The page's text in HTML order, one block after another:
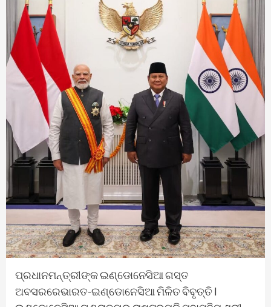
ପ୍ରଧାନମନ୍ତ୍ରୀଙ୍କ ଇଣ୍ଡୋନେସିଆ ଗସ୍ତ ଅବସରରେଭାରତ-ଇଣ୍ଡୋନେସିଆ ମିଳିତ ବିବୃତ୍ତି l ଇଣ୍ଡୋନେସିଆ ଗଣରାଜ୍ୟର ରାଷ୍ଟ୍ରପତି ମହାମହିମ ଶ୍ରୀ ପ୍ରବୋବୋ ସୁବିଆନ୍ତୋଙ୍କ ନିମନ୍ତ୍ରଣ କ୍ରମେ ପ୍ରଧାନମନ୍ତ୍ରୀ ଶ୍ରୀ ନରେନ୍ଦ୍ର ମୋଦୀ ୬-୮ ଜୁଲାଇ ୨୦୨୬ ପର୍ଯ୍ୟନ୍ତ ଇଣ୍ଡୋନେସିଆ ଗସ୍ତ କରିଥିଲେ। ଭାରତର ୭୬ତମ ଗଣରାଜ୍ୟ ଦିବସ ସମାରୋହରେ ମୁଖ୍ୟ ଅତିଥି ଭାବରେ ରାଷ୍ଟ୍ରପତି ପ୍ରବୋବୋଙ୍କ ୨୩-୨୬ ଜାନୁଆରୀ ୨୦୨୫ ପର୍ଯ୍ୟନ୍ତ ଭାରତକୁ ସରକାରୀ ଗସ୍ତ ଆଧାରରେ ପ୍ରଧାନମନ୍ତ୍ରୀ ମୋଦୀଙ୍କ ଏହି ଗସ୍ତ ଅତ୍ୟନ୍ତ ଗୁରୁତ୍ୱପୂର୍ଣ୍ଣ । ଏହା ଭାରତ-ଇଣ୍ଡୋନେସିଆ ବ୍ୟାପକ ରଣନୀତିକ ସହଭାଗୀତାରେ ଯଥେଷ୍ଟ ଆଗକୁ ନେବା ପାଇଁ ଦୁଇ ନେତାଙ୍କ ସହଭାଗୀ ପ୍ରତିବଦ୍ଧତାକୁ ପ୍ରତିଫଳିତ କରେ।ଗସ୍ତ ସମୟରେ, ପ୍ରଧାନମନ୍ତ୍ରୀ ମୋଦୀଙ୍କୁ ଜାକର୍ତ୍ତାର ଇସ୍ତାନା ମେର୍ଡେକାରେ ଆନୁଷ୍ଠାନିକ ସ୍ୱାଗତ କରାଯାଇଥିଲା। ଏହା ପରେ ରାଷ୍ଟ୍ରପତି ପ୍ରବୋବୋ ଏବଂ ପ୍ରଧାନମନ୍ତ୍ରୀ ମୋଦୀଙ୍କ ମଧ୍ୟରେ ସାମ୍ନାସାମ୍ନି ଏବଂ ପ୍ରତିନିଧିମଣ୍ଡଳ ସ୍ତରୀୟ ଦ୍ୱିପାକ୍ଷିକ ଆଲୋଚନା ହୋଇଥିଲା। ରାଷ୍ଟ୍ରପତି ପ୍ରବୋବୋ ପ୍ରଧାନମନ୍ତ୍ରୀ ମୋଦୀଙ୍କ ସମ୍ମାନରେ ଏକ ଆନୁଷ୍ଠାନିକ ଭୋଜି ମଧ୍ୟ ଆୟୋଜନ କରିଥିଲେ। ଇଣ୍ଡୋନେସିଆ ସଂସଦର ପ୍ରତିନିଧି ସଭା ବାଚସ୍ପତି ମହାମହିମ ଡକ୍ଟର ପୁଆନ ମହାରାଣୀଙ୍କ ନିମନ୍ତ୍ରଣ କ୍ରମେ ପ୍ରଧାନମନ୍ତ୍ରୀ ଇଣ୍ଡୋନେସିଆ ସଂସଦକୁ ସମ୍ବୋଧିତ କରିଥିଲେ। ପ୍ରଧାନମନ୍ତ୍ରୀ ମୋଦୀ ଏବଂ ରାଷ୍ଟ୍ରପତି ପ୍ରବୋବୋ ୟୋଗ୍ୟାକାର୍ତାରେ ୟୁନେସ୍କୋ ବିଶ୍ୱ ଐତିହ୍ୟ ସ୍ଥଳ ପ୍ରମ୍ବନନ ମନ୍ଦିର ପରିସରରେ ପୁନରୁଦ୍ଧାର ଏବଂ ସଂରକ୍ଷଣ କାର୍ଯ୍ୟର ଶୁଭାରମ୍ଭ କରିଥିଲେ। ଅତିଥି ରାଷ୍ଟ୍ରନେତାଙ୍କ ସମ୍ମାନାର୍ଥେ ଇଣ୍ଡୋନେସିଆରେ ଭାରତୀୟ ସମାଜ ଦ୍ୱାରା ଆୟୋଜିତ ସ୍ୱାଗତ ସମାରେହରେ ମଧ୍ୟ ଦୁଇ ନେତା ଅଂଶଗ୍ରହଣ କରିଥିଲେ।ରାଜନୈତିକ ସହଯୋଗପ୍ରଧାନମନ୍ତ୍ରୀ ମୋଦୀ ଏବଂ ରାଷ୍ଟ୍ରପତି ପ୍ରବୋବୋ ୭ ଜୁଲାଇ ୨୦୨୬ରେ ଜାକର୍ତ୍ତାର ଇସ୍ତାନା ମେର୍ଡେକା ଠାରେ ଆନୁଷ୍ଠାନିକ ଦ୍ୱିପାକ୍ଷିକ ଆଲୋଚନା କରିଥିଲେ। ଏହି ଆନୁଷ୍ଠାନିକ ଆଲୋଚନାରେ ରାଜନୈତିକ ସମ୍ପର୍କ, ପ୍ରତିରକ୍ଷା ଓ ସୁରକ୍ଷା ସହଯୋଗ, ସାମୁଦ୍ରିକ ସହଯୋଗ, ବାଣିଜ୍ୟ ଓ ନିବେଶ, ଡିଜିଟାଲ୍ ଅର୍ଥବ୍ୟବସ୍ଥା, ବିଜ୍ଞାନ ଓ ପ୍ରଯୁକ୍ତିବିଦ୍ୟା, ମହାକାଶ, ଗୁରୁତ୍ୱପୂର୍ଣ୍ଣ ଖଣିଜ ପଦାର୍ଥ, ଶକ୍ତି, କୃଷି, ସ୍ୱାସ୍ଥ୍ୟ, ଔଷଧ, ଶିକ୍ଷା, ସଂସ୍କୃତି, ପର୍ଯ୍ୟଟନ, ଯୁବ ବିନିମୟ ଏବଂ ନାଗରିକ ସମ୍ପର୍କ ସମେତ ଦ୍ୱିପାକ୍ଷିକ ସମ୍ପର୍କର ସମ୍ପୂର୍ଣ୍ଣ କ୍ଷେତ୍ର ଉପରେ ଆଲୋଚନା କରାଯାଇଥିଲା। ଏହା ସହିତ ପାରସ୍ପରିକ ହିତ ସହ ଜଡ଼ିତ କ୍ଷେତ୍ରୀୟ ଏବଂ ବିଶ୍ୱସ୍ତରୀୟ ଘଟଣାକ୍ରମ ଉପରେ ମଧ୍ୟ ଆଲୋଚନା ହୋଇଥିଲା। ସେମାନେ ଭାରତ-ଇଣ୍ଡୋନେସିଆ ବ୍ୟାପକ ରଣନୀତିକ ସହଭାଗୀତାକୁ ଆହୁରି ମଜବୁତ କରିବା ଲକ୍ଷ୍ୟରେ ଅନେକ ଦ୍ୱିପାକ୍ଷିକ ଦସ୍ତାବିଜର ବିନିମୟ ସମୟରେ ମଧ୍ୟ ଉପସ୍ଥିତ ରହିଥିଲେ।ଦୁଇ ଦେଶର ରଣନୀତିକ ସମ୍ପର୍କର ତୀବ୍ରତା ବୃଦ୍ଧି କରିବାକୁ ଏବଂ ଉଚ୍ଚସ୍ତରୀୟ ଆଦାନପ୍ରଦାନର ଗୁରୁତ୍ୱକୁ ସ୍ୱୀକାର କରିବାକୁ ଇଚ୍ଛା ପ୍ରକାଶ କରି, ବହୁପାକ୍ଷିକ କାର୍ଯ୍ୟକ୍ରମ ସମେତ ନିୟମିତ ଶିଖର ବୈଠକ ଆୟୋଜନ କରିବାକୁ ଉଭୟ ନେତା ରାଜି ହୋଇଥିଲେ।ଉଭୟ ନେତା ବର୍ତ୍ତମାନର ମିଳିତ କାର୍ଯ୍ୟଗୋଷ୍ଠୀ ବ୍ୟବସ୍ଥାକୁ ମଜବୁତ କରିବାକୁ ସହମତ ହୋଇଥିଲେ । ସେମାନେ ମିଳିତ କମିଶନ ବୈଠକ (ଜେସିଏମ), ବୈଦେଶିକ କାର୍ଯ୍ୟାଳୟ ପରାମର୍ଶ (ଏଫଓସି) ଏବଂ ଅନ୍ୟାନ୍ୟ ମନ୍ତ୍ରୀ ଓ ବରିଷ୍ଠ ଅଧିକାରୀଙ୍କ ଆଲୋଚନା ବ୍ୟବସ୍ଥା ଓ ବିନିମୟ ସମେତ ନିୟମିତ ଦ୍ୱିପାକ୍ଷିକ ପରାମର୍ଶ ଜାରି ରଖିବାର ଗୁରୁତ୍ୱକୁ ମଧ୍ୟ ଦୋହରାଇଥିଲେ ।ଉଭୟ ନେତା ନିଜ ନିଜ ସଂସଦରେ ଭାରତ-ଇଣ୍ଡୋନେସିଆ ସଂସଦୀୟ ବନ୍ଧୁତା ଗୋଷ୍ଠୀ ପ୍ରତିଷ୍ଠାକୁ ସ୍ୱାଗତ କରିଛନ୍ତି ଏବଂ ଦୁଇ ସଂସଦ ମଧ୍ୟରେ ପ୍ରତିନିଧିମଣ୍ଡଳର ନିୟମିତ ଗସ୍ତ ମାଧ୍ୟମରେ ଦୁଇ ଗଣତନ୍ତ୍ର ମଧ୍ୟରେ ସଂସଦୀୟ ଆଦାନପ୍ରଦାନ ବୃଦ୍ଧି କରିବାର ଆବଶ୍ୟକତାକୁ ଦୃଢ଼ ଭାବେ ପ୍ରକାଶ କରିଛନ୍ତି ।ଉଭୟ ନେତା ୨୩ ଏପ୍ରିଲ ୨୦୨୫ରେ ଜାକର୍ତ୍ତାରେ ଅନୁଷ୍ଠିତ ତୃତୀୟ ଭାରତ-ଇଣ୍ଡୋନେସିଆ ନୀତିଗତ ଯୋଜନା ଆଲୋଚନା, ୧୫-୧୬ ସେପ୍ଟେମ୍ବର ୨୦୨୫ରେ ଜାକର୍ତ୍ତାରେ ଅନୁଷ୍ଠିତ ଦ୍ୱିତୀୟ ଭାରତ-ଇଣ୍ଡୋନେସିଆ ଟ୍ରାକ୍ ୧.୫ ଆଲୋଚନା ଏବଂ ୫-୬ ଅଗଷ୍ଟ ୨୦୨୫ରେ ଜାକର୍ତ୍ତାଠରେ ଅନୁଷ୍ଠିତ ଜାକର୍ତ୍ତା ଫ୍ୟୁଚର୍ସ ଫୋରମ ସମେତ ଦୁଇ ଦେଶ ମଧ୍ୟରେ ପାରସ୍ପରିକ ବୁଝାମଣା ଓ ଥିଙ୍କଟ୍ୟାଙ୍କ, ଶିକ୍ଷାନୁଷ୍ଠାନ ଓ ନୀତି ବିଶେଷଜ୍ଞଙ୍କ ମଧ୍ୟରେ ବୃଦ୍ଧି ପାଇଥିବା ସମ୍ପର୍କକୁ ସ୍ୱାଗତ କରିଥିଲେ।ପ୍ରତିରକ୍ଷା ଓ ସାମୁଦ୍ରିକ ସହଯୋଗଭାରତ ଓ ଇଣ୍ଡୋନେସିଆ ସାମୁଦ୍ରିକ ପଡ଼ୋଶୀ ଏବଂ ଦୃଢ଼ ପ୍ରତିରକ୍ଷା ସହଯୋଗ ସହିତ ରଣନୀତିକ ଅଂଶୀଦାର ବୋଲି ଉଭୟ ପକ୍ଷ ସ୍ୱୀକାର କରିଥିଲେ । ୨୦୧୮ରେ ‘‘ଭାରତ-ପ୍ରଶାନ୍ତ ମହାସାଗରରେ ସାମୁଦ୍ରିକ ସହଯୋଗ ଉପରେ ଭାରତ-ଇଣ୍ଡୋନେସିଆର ସହଭାଗୀ ଦୃଷ୍ଟିକୋଣ’’ ଗ୍ରହଣକୁ ସ୍ମରଣ କରି ଉଭୟ ନେତା ପ୍ରତିରକ୍ଷା ଓ ସାମୁଦ୍ରିକ ସହଭାଗୀତାକୁ ଆହୁରି ବୃଦ୍ଧି ତଥା ବିସ୍ତାର କରିବା ପାଇଁ ସେମାନଙ୍କର ଦୃଢ଼ ପ୍ରତିବଦ୍ଧତାକୁ ଦୋହରାଇଥିଲେ।ଉଭୟ ନେତା ୨୭ ନଭେମ୍ବର ୨୦୨୫ରେ ନୂଆଦିଲ୍ଲୀରେ ଅନୁଷ୍ଠିତ ତୃତୀୟ ପ୍ରତିରକ୍ଷା ମନ୍ତ୍ରୀସ୍ତରୀୟ ଆଲୋଚନାକୁ ସ୍ୱାଗତ କରିଥିଲେ । ନିୟମିତ ପ୍ରତିରକ୍ଷା ଆଲୋଚନା, ମିଳିତ ଅଭ୍ୟାସ, କର୍ମଚାରୀସ୍ତରୀୟ ଆଲୋଚନା, ନୂତନ ପ୍ରତିରକ୍ଷା ପ୍ରଯୁକ୍ତିର ମିଳିତ ଗବେଷଣା ଏବଂ ସହ-ଉତ୍ପାଦନ, ବନ୍ଦର କଲ୍, ଶାନ୍ତିରକ୍ଷା କାର୍ଯ୍ୟକଳାପ, ସୂଚନା ଆଦାନପ୍ରଦାନ, ହାଇଡ୍ରୋଗ୍ରାଫି, କ୍ଷମତା ନିର୍ମାଣ, କ୍ୟାଡେଟ୍ ତାଲିମ ଓ ଆଦାନପ୍ରଦାନ ଏବଂ ପ୍ରତିରକ୍ଷା ଶିଳ୍ପ ସହଯୋଗ ସମେତ ପ୍ରତିରକ୍ଷା ସହଯୋଗକୁ ଆହୁରି ମଜବୁତ ଓ ବୃଦ୍ଧି କରିବା ପାଇଁ ସହମତ ହୋଇଥିଲେ । ସେମାନେ ବ୍ରହ୍ମୋସ୍ କ୍ଷେପଣାସ୍ତ୍ର ପ୍ରଣାଳୀରେ ସହଯୋଗ ଏବଂ ଆକାଶରୁ ଆକାଶ ମାର୍ଗକୁ ଲକ୍ଷ୍ୟବଦ୍ଧ କରିପାରୁଥିବା କ୍ଷେପଣାସ୍ତ୍ର ସହଯୋଗ ଚୁକ୍ତିନାମା ମାଧ୍ୟମରେ ପ୍ରତିରକ୍ଷା ସହଯୋଗ ଆଗକୁ ବଢ଼ାଇବାକୁ ସ୍ୱାଗତ କରିଥିଲେ ।ଦୁଇ ନେତା ପାରସ୍ପରିକ ସ୍ୱାର୍ଥ ଏବଂ ଦୁଇ ଦେଶର ପ୍ରାଥମିକତା ଉପରେ ଆଧାରିତ ସାମୁଦ୍ରିକ ଡୋମେନ୍ ସଚେତନତା, ସାମୁଦ୍ରିକ ସଂଯୋଗୀକରଣ, ଉପକୂଳ ନିରୀକ୍ଷଣ, ମାନବୀୟ ଓ ବିପର୍ଯ୍ୟୟ ସହାୟତା, ପ୍ରଦୂଷଣ ନିୟନ୍ତ୍ରଣ, ସନ୍ଧାନ ଓ ଉଦ୍ଧାର କ୍ଷେତ୍ରରେ ନିରନ୍ତର ସାମୁଦ୍ରିକ ସହଯୋଗକୁ ସ୍ୱାଗତ କରିଥିଲେ । ଏହି ସହଯୋଗ କ୍ଷେତ୍ରୀୟ ଶାନ୍ତି, ସୁରକ୍ଷା ଓ ସମୃଦ୍ଧି ଏବଂ ବ୍ୟାପକ ଭାରତ-ପ୍ରଶାନ୍ତ ମହାସାଗରୀୟ କ୍ଷେତ୍ରରେ ଅଧିକ ସ୍ଥିରତା ପ୍ରଦାନ କରିବାରେ ମଧ୍ୟ ସହାୟକ ହୋଇଥାଏ। ଉଭୟ ନେତା ସାମୁଦ୍ରିକ ସୁରକ୍ଷା ଓ ସୁରକ୍ଷା ସହଯୋଗ ଉପରେ ବୁଝାମଣାପତ୍ରର ନବୀକରଣ ଏବଂ ବକମଲାରି ଏବଂ ଭାରତୀୟ ତଟରକ୍ଷୀ ବାହିନୀ ମଧ୍ୟରେ କାର୍ଯ୍ୟକାରୀ ବ୍ୟବସ୍ଥା ପୂର୍ଣ୍ଣାଙ୍ଗ ହେବାକୁ ସ୍ୱାଗତ କରିଛନ୍ତି।ଉଭୟ ନେତା ମିଳିତ ଅଭ୍ୟାସ ଓ ପ୍ରତିରକ୍ଷା ତାଲିମ କାର୍ଯ୍ୟକ୍ରମର ରଣନୀତିକ ଓ କାର୍ଯ୍ୟକ୍ଷମ ଗୁରୁତ୍ୱ ଏବଂ ବିଦ୍ୟମାନ ନୌସେନା ସହଯୋଗକୁ ଆହୁରି ମଜବୁତ କରିବା ବିଷୟରେ ଉଲ୍ଲେଖ କରିଛନ୍ତି। ସେମାନେ ସମ୍ପୃକ୍ତ ଜାତୀୟ ଆଇନ ଓ ନିୟମାବଳୀ, 1982 ୟୁଏନକ୍ଲଜ୍‌ ସମେତ ଅନ୍ତର୍ଜାତୀୟ ଆଇନର ନୀତି ଅନୁଯାୟୀ ପାରସ୍ପରିକ ହିତ ସହ ଜଡ଼ିତ ସାମୁଦ୍ରିକ ପ୍ରସଙ୍ଗ ଉପରେ ଗଠନମୂଳକ ଆଲୋଚନା ଜାରି ରଖିବାର ସମ୍ଭାବନା ଅନ୍ୱେଷଣ କରିବାର ଗୁରୁତ୍ୱ ଉଲ୍ଲେଖ କରିଥିଲେ ।ସୂଚନା ଫ୍ୟୁଜନ୍ କେନ୍ଦ୍ର-ଭାରତ ମହାସାଗର କ୍ଷେତ୍ର ଗୁରୁଗ୍ରାମରେ ଇଣ୍ଡୋନେସିଆରୁ ଜଣେ ଅନ୍ତର୍ଜାତୀୟ ସମ୍ପର୍କ ଅଧିକାରୀଙ୍କୁ ନିଯୁକ୍ତି ଦିଆଯିବାକୁ ଉଭୟ ନେତା ସ୍ୱାଗତ କରିଛନ୍ତି। ସାମୁଦ୍ରିକ ସୁରକ୍ଷାରେ ସହଯୋଗର ପାରସ୍ପରିକ ଲାଭଦାୟକ କ୍ଷେତ୍ରଗୁଡ଼ିକୁ ଚିହ୍ନଟ କରିବା ପାଇଁ ଆଲୋଚନା ଜାରି ରଖିବାକୁ ସେମାନେ ସହମତ ହୋଇଥିଲେ ।ଉଭୟ ନେତା ପ୍ରତିରକ୍ଷା ଶିଳ୍ପ ଓ ପ୍ରଯୁକ୍ତିବିଦ୍ୟାରେ ସହଯୋଗକୁ ପ୍ରାଥମିକତା କ୍ଷେତ୍ର ଭାବରେ ଚିହ୍ନଟ କରିଛନ୍ତି ଏବଂ ପ୍ରତିରକ୍ଷା ଶିଳ୍ପ ମଧ୍ୟରେ ପାରସ୍ପରିକ ଲାଭଦାୟକ ସହଯୋଗକୁ ବିସ୍ତାର କରିବାକୁ ସହମତ ହୋଇଛନ୍ତି । ଏହା ଦ୍ଵାରା ଉପକରଣର ମିଳିତ ଉତ୍ପାଦନ, ପ୍ରଯୁକ୍ତିବିଦ୍ୟା ହସ୍ତାନ୍ତର, ବୈଷୟିକ ସହାୟତା ଓ କ୍ଷମତା ନିର୍ମାଣ, ଜାହାଜ ନିର୍ମାଣରେ ସହଯୋଗ ସମେତ ପ୍ରତିରକ୍ଷା ଉପକରଣର ଉତ୍ସ, ସମାନ ପ୍ରତିରକ୍ଷା ପ୍ଲାଟଫର୍ମ ପାଇଁ ଏମଆରଓ ସୁବିଧା ପ୍ରତିଷ୍ଠା, ପ୍ରତିରକ୍ଷା ଗବେଷଣା ଓ ବିକାଶ ପ୍ରତିଷ୍ଠା ଅନୁସନ୍ଧାନ ଏବଂ ପ୍ରତିରକ୍ଷା ଯୋଗାଣ ଶୃଙ୍ଖଳା ଇକୋସିଷ୍ଟମକୁ ସୁଦୃଢ଼ କରିବାରେ ସହାୟତା ମିଳିପାରିବ । ଉଭୟ ନେତା ସାମରିକ ଔଷଧ ଯୋଗାଣ ଉପରେ ଭାରତ ଏବଂ ଇଣ୍ଡୋନେସିଆର ସଶସ୍ତ୍ର ବାହିନୀ ଚିକିତ୍ସା ପ୍ରତିଷ୍ଠାନ ମଧ୍ୟରେ ଔଷଧୀୟ ସହଯୋଗରେ ପ୍ରଗତିକୁ ସ୍ୱାଗତ କରିଥିଲେ ।ଆତଙ୍କବାଦ ମୁକାବିଲା ଓ ସୁରକ୍ଷା ସହଯୋଗନେତାମାନେ ସମସ୍ତ ପ୍ରକାରର ଆତଙ୍କବାଦକୁ ସ୍ପଷ୍ଟ ଏବଂ ଦୃଢ଼ ଭାବରେ ନିନ୍ଦା କରିଥିଲେ। ସେମାନେ ବ୍ୟାପକ ଓ ସ୍ଥାୟୀ ଭାବରେ ଏବଂ ଅନ୍ତର୍ଜାତୀୟ ଆଇନ ଅନୁଯାୟୀ ଆତଙ୍କବାଦର ମୁକାବିଲା ପାଇଁ ନିର୍ଣ୍ଣାୟକ ଓ ସମନ୍ୱିତ ଅନ୍ତର୍ଜାତୀୟ ପ୍ରୟାସ ପାଇଁ ଆହ୍ୱାନ କରିଥିଲେ। ଏହି ପରିପ୍ରେକ୍ଷୀରେ ବିଶ୍ୱ ସ୍ତରରେ ନିଷିଦ୍ଧ ଆତଙ୍କବାଦୀ ଏବଂ ୟୁଏନଏସସି ୧୨୬୭ ପ୍ରତିବନ୍ଧକ କମିଟିରେ ତାଲିକାଭୁକ୍ତ ଆତଙ୍କବାଦୀ ସଂଗଠନଗୁଡ଼ିକ ସମେତ ଆତଙ୍କବାଦକୁ ରୋକିବା ଓ ମୁକାବିଲା କରିବା ପାଇଁ ଆହ୍ୱାନ କରିଥିଲେ।ନେତାମାନେ ଆତଙ୍କବାଦୀ ପାଣ୍ଠି ଯୋଗାଣକୁ ରୋକିବା ଏବଂ ଅନ୍ତର୍ଜାତୀୟ ସ୍ତରରେ ସହମତ ବେଆଇନ ଅର୍ଥ କାରବାର ନିରୋଧୀ ବ୍ୟବସ୍ଥାକୁ କାର୍ଯ୍ୟକାରୀ କରିବା ଲାଗି ସହମତ ହୋଇଥିଲେ । ଏଥିସହିତ ଆତଙ୍କବାଦର ପାଣ୍ଠି ଯୋଗାଣ ମାନଦଣ୍ଡକୁ ପ୍ରୋତ୍ସାହିତ କରିବା ଏବଂ ଆତଙ୍କବାଦ ଉଦ୍ଦେଶ୍ୟରେ ନୂତନ ଓ ଉଦୀୟମାନ ପ୍ରଯୁକ୍ତିର ଅପବ୍ୟବହାରକୁ ରୋକିବାକୁ ସହମତ ହୋଇଥିଲେ । ଡିଜିଟାଲ୍ ପ୍ଲାଟଫର୍ମ ମାଧ୍ୟମରେ ଅନଲାଇନ୍ ନିଯୁକ୍ତି ଏବଂ ମୌଳବାଦର ପ୍ରସାର ସମେତ ଆତଙ୍କବାଦର ପ୍ରସାର ସମସ୍ୟାକୁ ସମାଧାନ କରିବାକୁ ସହଯୋଗ ନିମନ୍ତେ ରାଜି ହୋଇଥିଲେ । ସେହିପରି ମୌଳବାଦର ମୁକାବିଲା କରିବା ଏବଂ ହିଂସାତ୍ମକ ଉଗ୍ରବାଦ କାର୍ଯ୍ୟକ୍ରମକୁ ରୋକିବାରେ ସହଯୋଗକୁ ମଜବୁତ କରିବା ପାଇଁ ସେମାନେ ସହମତି ପ୍ରକାଶ କରିଥିଲେ।ନେତାମାନେ ଆତଙ୍କବାଦର ମୁକାବିଲା ପାଇଁ ଶୂନ୍ୟ-ସହିଷ୍ଣୁତା ଆଭିମୁଖ୍ୟ ଗ୍ରହଣ କରିବାକୁ ଆହ୍ୱାନ କରିଥିଲେ। ସେମାନେ ଆତଙ୍କବାଦ ପାଣ୍ଠି ଚ୍ୟାନେଲଗୁଡ଼ିକୁ ବାଧା ଦେବା ଏବଂ ଜାତିସଂଘ ଏବଂ ଏଫଏଟିଏଫ ସମେତ ଦ୍ୱିପାକ୍ଷିକ ଓ ବହୁପାକ୍ଷିକ ସହଯୋଗକୁ ମଜବୁତ କରିବା ଲାଗି ସକ୍ରିୟ ପଦକ୍ଷେପ ଗ୍ରହଣ ଜାରି ରଖିବା ପାଇଁ ଦୃଢ଼ ପ୍ରତିବଦ୍ଧତାକୁ ପୁନଃସ୍ଥାପିତ କରିଥିଲେ।ଉଭୟ ନେତା ଆତଙ୍କବାଦ ଓ ଅନ୍ତର୍ଜାତୀୟ ସଂଗଠିତ ଅପରାଧ ମଧ୍ୟରେ ସମ୍ପର୍କକୁ ସ୍ୱୀକାର କରିଥିଲେ । ସେମାନେ ସୂଚନା ଓ ସର୍ବୋତ୍ତମ ଅଭ୍ୟାସ ଆଦାନପ୍ରଦାନ ସମେତ ନିଜ ନିଜ ଘରୋଇ ଆଇନ ଏବଂ ଆନ୍ତର୍ଜାତୀୟ ଦାୟିତ୍ୱ ଅନୁଯାୟୀ ସହଯୋଗ ବୃଦ୍ଧି କରିବାକୁ ରାଜି ହୋଇଥିଲେ। ନିକଟ ଭବିଷ୍ୟତରେ ଉଭୟ ଦେଶ ମଧ୍ୟରେ ସ୍ୱାକ୍ଷରିତ ହେବାକୁ ଥିବା ଆତଙ୍କବାଦ ନିରୋଧୀ ସହଯୋଗ ବୁଝାମଣା ପତ୍ରର ପ୍ରାରମ୍ଭିକ ସମାପ୍ତିକୁ ମଧ୍ୟ ନେତାମାନେ ସ୍ୱାଗତ କରିଥିଲେ।ସୁରକ୍ଷା ସମ୍ବନ୍ଧୀୟ ପ୍ରସଙ୍ଗଗୁଡ଼ିକୁ ବ୍ୟାପକ ଭାବରେ ଆଲୋଚନା କରିବା ପାଇଁ ଏକ ମଞ୍ଚ ଭାବରେ ତୃତୀୟ ଭାରତ-ଇଣ୍ଡୋନେସିଆ ସୁରକ୍ଷା ଆଲୋଚନାର ଯୋଜନାବଦ୍ଧ ଆୟୋଜନକୁ ନେତାମାନେ ସ୍ୱାଗତ କରିଥିଲେ। ଆଲୋଚନା ମାଧ୍ୟମରେ, ଦୁଇ ଦେଶ ଆତଙ୍କବାଦ ମୁକାବିଲା, ସଂଗଠିତ ଏବଂ ଅନ୍ତର୍ଜାତୀୟ ଅପରାଧ, ଉଦୀୟମାନ ପ୍ରଯୁକ୍ତିବିଦ୍ୟା ଏବଂ ସାଇବର ସୁରକ୍ଷା, ଏବଂ ପ୍ରତିରକ୍ଷା ଶିଳ୍ପ, ସାମୁଦ୍ରିକ ଏବଂ ମହାକାଶ ସହଯୋଗରେ ଦ୍ୱିପାକ୍ଷିକ ସହଯୋଗକୁ ଉଲ୍ଲେଖନୀୟ ଭାବରେ ବୃଦ୍ଧି କରିବାକୁ ସଂକଳ୍ପ ନେଇଥିଲେ ।ନୀତିଗତ ଆଲୋଚନା, କ୍ଷମତା ନିର୍ମାଣ, ସର୍ବୋତ୍ତମ ଅଭ୍ୟାସର ବାଣ୍ଟିବା ଏବଂ ଡିଜିଟାଲ୍ ସାର୍ବଜନୀନ ଭିତ୍ତିଭୂମି, ଆର୍ଥିକ ପ୍ରଯୁକ୍ତିବିଦ୍ୟା, ଡିଜିଟାଲ୍ ଅର୍ଥବ୍ୟବସ୍ଥା, କୃତ୍ରିମ ବୁଦ୍ଧିମତ୍ତା, ଡିଜିଟାଲ୍ ଫୋରେନସିକ୍ ଏବଂ କମ୍ପ୍ୟୁଟର ଜରୁରୀକାଳୀନ ପ୍ରତିକ୍ରିୟା ଦଳ (ସିଇଆରଟି) ସହଯୋଗ, ଗୁରୁତ୍ୱପୂର୍ଣ୍ଣ ସୂଚନା ଭିତ୍ତିଭୂମିର ସୁରକ୍ଷା ଏବଂ ଡିଜିଟାଲ୍ ଦକ୍ଷତା ଉପରେ କ୍ଷମତା ନିର୍ମାଣ ସମେତ ସାଇବର କ୍ଷେତ୍ରରେ ସମ୍ଭାବ୍ୟ ସହଯୋଗ ଉପରେ ଆହୁରି ଆଲୋଚନା କରିବାକୁ ମଧ୍ୟ ଉଭୟ ପକ୍ଷ ରାଜି ହୋଇଥିଲେ ।ଆର୍ଥିକ ଏବଂ ବାଣିଜ୍ୟ ସହଯୋଗଆର୍ଥିକ ଓ ବାଣିଜ୍ୟ ସହଯୋଗ ଗତିଶୀଳ ଭାରତ-ଇଣ୍ଡୋନେସିଆ ସମ୍ପର୍କର ଏକ ପ୍ରମୁଖ ସ୍ତମ୍ଭ ହୋଇ ରହିଛି ବୋଲି ନେତାମାନେ ଆଲୋକପାତ କରିଥିଲେ । ଉଭୟ ନେତା ଭାରତର ‘ବିକଶିତ ଭାରତ ୨୦୪୭’ ଓ ‘ଇଣ୍ଡୋନେସିଆ ଏମ୍ସ ୨୦୪୫’ ଦୃଷ୍ଟିକୋଣ ମଧ୍ୟରେ ବିସ୍ତୃତ ଆର୍ଥିକ ଓ ବିକାଶମୂଳକ ସମନ୍ୱୟ ଏବଂ ଅଧିକ ଆର୍ଥିକ ସୁଯୋଗକୁ ଉଜାଗର କରିବା ଲାଗି ଦୁଇ ଦେଶ ମଧ୍ୟରେ ବ୍ୟାପକ ଏବଂ ଗଭୀର ଆର୍ଥିକ ସମନ୍ୱୟର ଭୂମିକାକୁ ସ୍ୱୀକାର କରିଥିଲେ। ଏହି ଦିଗରେ, ନେତାମାନେ ଏକ ସନ୍ତୁଳିତ, ପାରସ୍ପରିକ ଲାଭଦାୟକ ଏବଂ ସୁବିଧାଜନକ ବାଣିଜ୍ୟ ପରିବେଶ ପାଇଁ ଆସିଆନ୍‌ ଭାରତ ସାମଗ୍ରୀ ବାଣିଜ୍ୟ ଚୁକ୍ତିନାମା (ଏଆଇଟିଆଇଜିଏ) ସମୀକ୍ଷାର ସମୟୋଚିତ ସମାପ୍ତି ପାଇଁ ଇଚ୍ଛା ପ୍ରକାଶ କରିଥିଲେ। ଏହାପରେ ଦ୍ୱିପାକ୍ଷିକ ବାଣିଜ୍ୟ ବୃଦ୍ଧି ପାଇଁ ଏକ ବ୍ୟାପକ ଗଭୀର ଦ୍ୱିପାକ୍ଷିକ ବାଣିଜ୍ୟ ସମ୍ପର୍କ ସ୍ଥାପନ କରାଯିବ।ଉଭୟ ନେତା ବାଣିଜ୍ୟ ଏବଂ ନିବେଶ ଉପରେ କାର୍ଯ୍ୟ ଗୋଷ୍ଠୀର ଦ୍ୱିତୀୟ ବୈଠକ, ଚତୁର୍ଥ ଦ୍ୱିବାର୍ଷିକ ବାଣିଜ୍ୟ ମନ୍ତ୍ରୀ ମଞ୍ଚ ଏବଂ ମିଳିତ ଆର୍ଥିକ ଏବଂ ବିତ୍ତୀୟ ଆଲୋଚନାର ପ୍ରଥମ ବୈଠକ ସମେତ ବିଦ୍ୟମାନ ଦ୍ୱିପାକ୍ଷିକ ଆର୍ଥିକ ତନ୍ତ୍ରର ପୂର୍ଣ୍ଣ ଉପଯୋଗ ଏବଂ ସୁଦୃଢ଼ କରିବାର ଆବଶ୍ୟକତା ଉପରେ ଗୁରୁତ୍ୱାରୋପ କରିଥିଲେ। ସେମାନେ ସହମତ ହୋଇଥିଲେ ଯେ ଏହି ବ୍ୟବସ୍ଥାଗୁଡ଼ିକ ବକେୟା ଶୁଳ୍କ ଓ ଅଣ-ଶୁଳ୍କ ସମସ୍ୟାଗୁଡ଼ିକର ସମାଧାନ କରିବା ଆବଶ୍ୟକ। ଏହା ସହିତ ବଜାର ପ୍ରବେଶକୁ ଉନ୍ନତ କରିବା, ବାଣିଜ୍ୟ ଏବଂ ନିବେଶକୁ ସହଜ କରିବା ଏବଂ ଆର୍ଥିକ, ଡିଜିଟାଲ୍ ଅର୍ଥନୀତି, ଶିଳ୍ପ ଓ ଯୋଗାଣ ଶୃଙ୍ଖଳରେ ସହଯୋଗକୁ ଆଗକୁ ବଢ଼ାଇବା ପାଇଁ ସୁଦୃଢ଼ ଏବଂ ବ୍ୟବସାୟ-ମୁଖୀ ଫଳାଫଳ ହାସଲ କରିବା ଦିଗରେ କାର୍ଯ୍ୟ କରିବା ଉଚିତ । ସେହିପରି ପ୍ରତ୍ୟେକ ଦେଶର ଘରୋଇ ନିୟମ ଏବଂ ବିକାଶ ପ୍ରାଥମିକତାକୁ ସମ୍ମାନ ଦେବା ଆବଶ୍ୟକ ।ଦୁଇ ନେତା ଗୁରୁତ୍ୱପୂର୍ଣ୍ଣ ଖଣିଜ ଏବଂ ବିରଳ ମୃତ୍ତିକା କ୍ଷେତ୍ରରେ ସହଯୋଗକୁ ଆହୁରି ମଜବୁତ କରିବା ଉପରେ ଗୁରୁତ୍ୱାରୋପ କରିଥିଲେ। ଏହା ଦୁର୍ବଳତା ହ୍ରାସ କରିବା ଏବଂ ଆର୍ଥିକ ସୁରକ୍ଷାକୁ ସୁଦୃଢ଼ କରିବା ଲାଗି ଘରୋଇ ଉତ୍ପାଦନ ଶିଳ୍ପର ଅଭିବୃଦ୍ଧି ପାଇଁ ଆବଶ୍ୟକ ବିବିଧ ଓ ସ୍ଥିର ଯୋଗାଣ ଶୃଙ୍ଖଳ ନିର୍ମାଣ ଉପରେ ଧ୍ୟାନ ଦେଇଥାଏ। ନେତାମାନେ ବିରଳ ମୃତ୍ତିକା କ୍ଷେତ୍ରରେ ଦୁଇ ଦେଶ ମଧ୍ୟରେ ବଢ଼ୁଥିବା ସହଯୋଗକୁ ପ୍ରଶଂସା କରିଥିଲେ । ଏହି ପରିପ୍ରେକ୍ଷୀରେ ଅଣ-ଲୌହ ସାମଗ୍ରୀ ପ୍ରଯୁକ୍ତିବିଦ୍ୟା ବିକାଶ